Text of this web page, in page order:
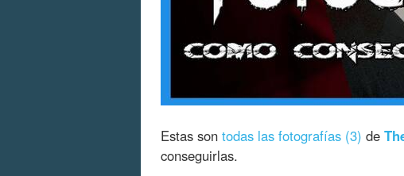
Estas son todas las fotografías (3) de
conseguirlas.